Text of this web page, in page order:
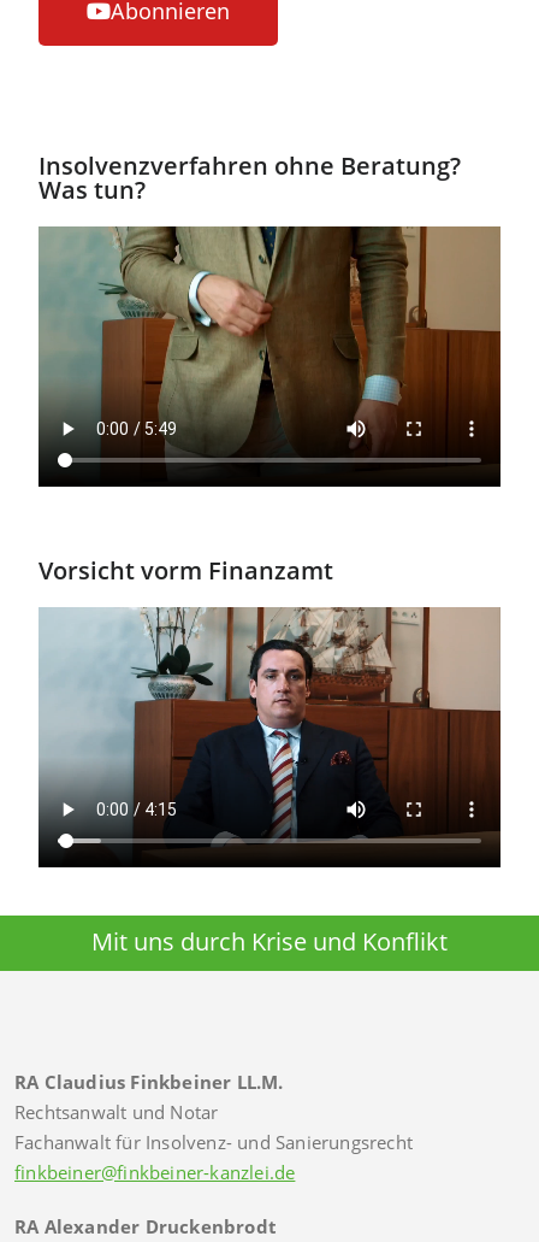
Abonnieren
Insolvenzverfahren ohne Beratung?
Was tun?
Vorsicht vorm Finanzamt
Mit uns durch Krise und Konflikt
RA Claudius Finkbeiner LL.M.
Rechtsanwalt und Notar
Fachanwalt für Insolvenz- und Sanierungsrecht
finkbeiner@finkbeiner-kanzlei.de
RA Alexander Druckenbrodt